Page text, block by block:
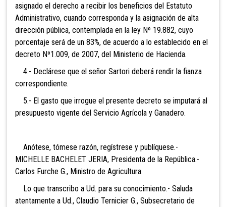
asignado el derecho a recibir los beneficios del Estatuto
Administrativo, cuando corresponda y la asignación de alta
dirección pública, contemplada en la ley Nº 19.882, cuyo
porcentaje será de un 83%, de acuerdo a lo establecido en el
decreto Nº1.009, de 2007, del Ministerio de Hacienda.
4.- Declárese que el señor Sartori deberá rendir la fianza
correspondiente.
5.- El gasto que irrogue el presente decreto se imputará al
presupuesto vigente del Servicio Agrícola y Ganadero.
Anótese, tómese razón, regístrese y publíquese.-
MICHELLE BACHELET JERIA, Presidenta de la República.-
Carlos Furche G., Ministro de Agricultura.
Lo que transcribo a Ud. para su conocimiento.- Saluda
atentamente a Ud., Claudio Ternicier G., Subsecretario de